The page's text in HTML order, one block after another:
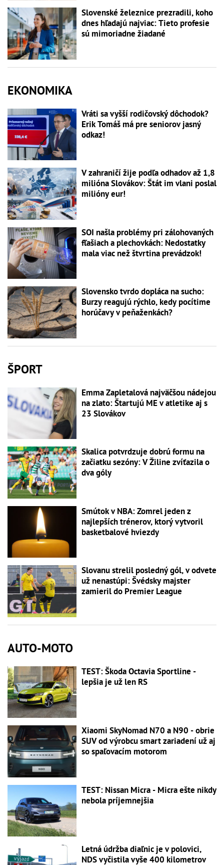
Slovenské železnice prezradili, koho
dnes hľadajú najviac: Tieto profesie
sú mimoriadne žiadané
EKONOMIKA
Vráti sa vyšší rodičovský dôchodok?
Erik Tomáš má pre seniorov jasný
odkaz!
V zahraničí žije podľa odhadov až 1,8
milióna Slovákov: Štát im vlani poslal
milióny eur!
SOI našla problémy pri zálohovaných
fľašiach a plechovkách: Nedostatky
mala viac než štvrtina prevádzok!
Slovensko tvrdo dopláca na sucho:
Burzy reagujú rýchlo, kedy pocítime
horúčavy v peňaženkách?
ŠPORT
Emma Zapletalová najväčšou nádejou
na zlato: Štartujú ME v atletike aj s
23 Slovákov
Skalica potvrdzuje dobrú formu na
začiatku sezóny: V Žiline zvíťazila o
dva góly
Smútok v NBA: Zomrel jeden z
najlepších trénerov, ktorý vytvoril
basketbalové hviezdy
Slovanu strelil posledný gól, v odvete
už nenastúpi: Švédsky majster
zamieril do Premier League
AUTO-MOTO
TEST: Škoda Octavia Sportline -
lepšia je už len RS
Xiaomi SkyNomad N70 a N90 - obrie
SUV od výrobcu smart zariadení už aj
so spaľovacím motorom
TEST: Nissan Micra - Micra ešte nikdy
nebola príjemnejšia
Letná údržba diaľnic je v polovici,
NDS vyčistila vyše 400 kilometrov